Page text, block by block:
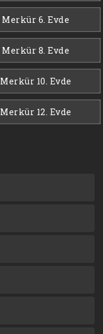
Merkür 6. Evde
Merkür 8. Evde
Merkür 10. Evde
Merkür 12. Evde